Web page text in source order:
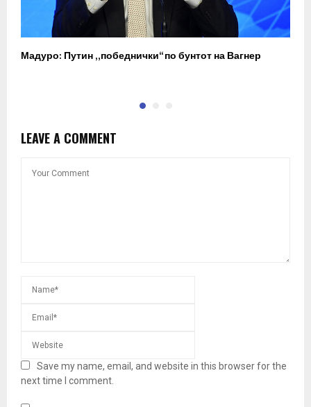
Мадуро: Путин „победнички“ по бунтот на Вагнер
LEAVE A COMMENT
Save my name, email, and website in this browser for the
next time I comment.